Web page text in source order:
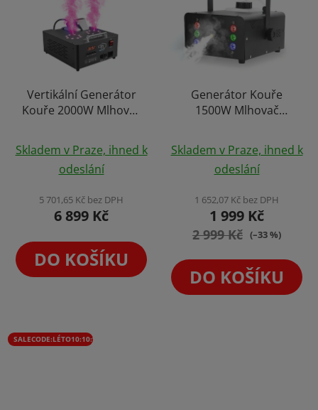
Vertikální Generátor
Kouře 2000W Mlhovač
Osvětlením + Dálkové
Ovládání a DMX
Skladem v Praze, ihned k
odeslání
5 701,65 Kč bez DPH
6 899 Kč
DO KOŠÍKU
Generátor Kouře
1500W Mlhovač
Dálkové Ovládání
hodnocení
produktu
je
4,9
z
hvězdiček.
Skladem v Praze, ihned k
odeslání
1 652,07 Kč bez DPH
1 999 Kč
2 999 Kč (–33 %)
DO KOŠÍKU
SALECODE:LÉTO10:10:%